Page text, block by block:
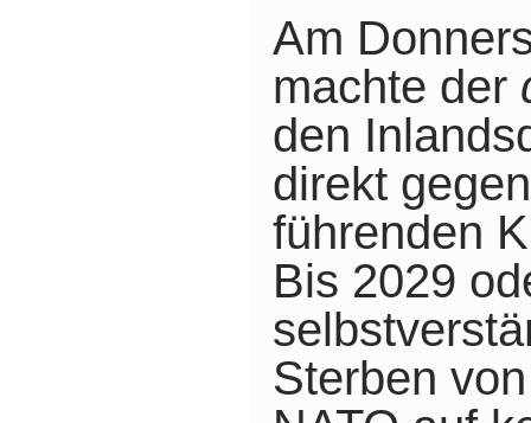
Am
machte der
den
direkt
führenden
Bis 2029
Sterben